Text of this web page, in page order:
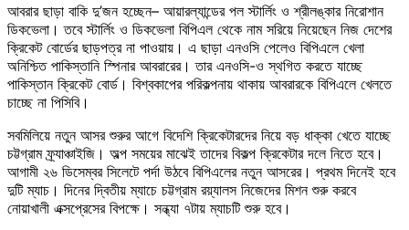
আবরার ছাড়া বাকি দু’জন হচ্ছেন– আয়ারল্যান্ডের পল স্টার্লিং ও শ্রীলঙ্কার নিরোশান
ডিকভেলা। তবে স্টার্লিং ও ডিকভেলা বিপিএল থেকে নাম সরিয়ে নিয়েছেন নিজ দেশের
ক্রিকেট বোর্ডের ছাড়পত্র না পাওয়ায়। এ ছাড়া এনওসি পেলেও বিপিএলে খেলা
অনিশ্চিত পাকিস্তানি স্পিনার আবরারের। তার এনওসি-ও স্থগিত করতে যাচ্ছে
পাকিস্তান ক্রিকেট বোর্ড। বিশ্বকাপের পরিকল্পনায় থাকায় আবরারকে বিপিএলে খেলতে
চাচ্ছে না পিসিবি।
সবমিলিয়ে নতুন আসর শুরুর আগে বিদেশি ক্রিকেটারদের নিয়ে বড় ধাক্কা খেতে যাচ্ছে
চট্টগ্রাম ফ্র্যাঞ্চাইজি। অল্প সময়ের মাঝেই তাদের বিকল্প ক্রিকেটার দলে নিতে হবে।
আগামী ২৬ ডিসেম্বর সিলেটে পর্দা উঠবে বিপিএলের নতুন আসরের। প্রথম দিনেই হবে
দুটি ম্যাচ। দিনের দ্বিতীয় ম্যাচে চট্টগ্রাম রয়্যালস নিজেদের মিশন শুরু করবে
নোয়াখালী এক্সপ্রেসের বিপক্ষে। সন্ধ্যা ৭টায় ম্যাচটি শুরু হবে।